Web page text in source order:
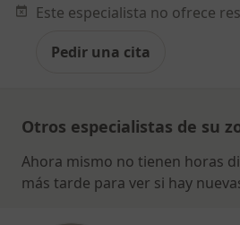
Pedir una cita
Otros especialistas de su
Ahora mismo no tienen horas
más tarde para ver si hay